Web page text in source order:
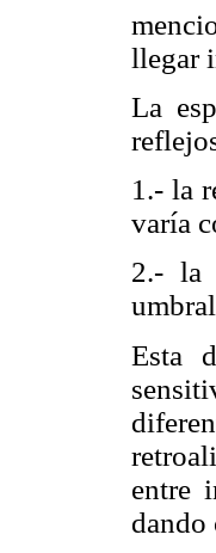
llegar
La
1.- la
varía
2.- la
Esta
entre
dando